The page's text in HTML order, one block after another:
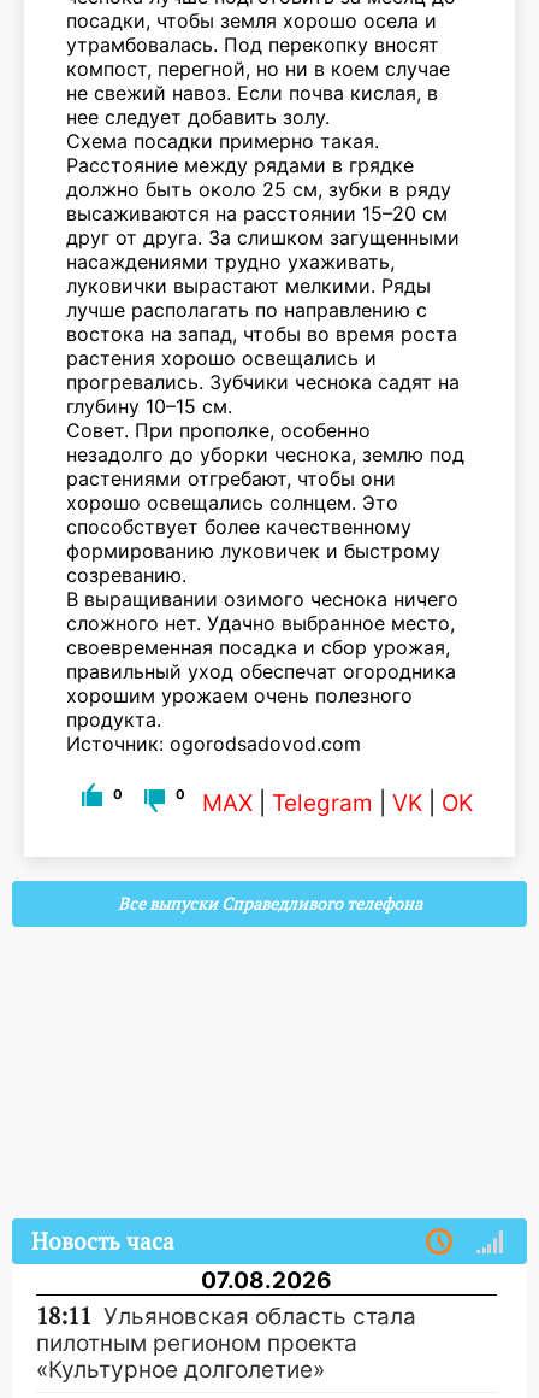
посадки, чтобы земля хорошо осела и
утрамбовалась. Под перекопку вносят
компост, перегной, но ни в коем случае
не свежий навоз. Если почва кислая, в
нее следует добавить золу.
Схема посадки примерно такая.
Расстояние между рядами в грядке
должно быть около 25 см, зубки в ряду
высаживаются на расстоянии 15–20 см
друг от друга. За слишком загущенными
насаждениями трудно ухаживать,
луковички вырастают мелкими. Ряды
лучше располагать по направлению с
востока на запад, чтобы во время роста
растения хорошо освещались и
прогревались. Зубчики чеснока садят на
глубину 10–15 см.
Совет. При прополке, особенно
незадолго до уборки чеснока, землю под
растениями отгребают, чтобы они
хорошо освещались солнцем. Это
способствует более качественному
формированию луковичек и быстрому
созреванию.
В выращивании озимого чеснока ничего
сложного нет. Удачно выбранное место,
своевременная посадка и сбор урожая,
правильный уход обеспечат огородника
хорошим урожаем очень полезного
продукта.
Источник: ogorodsadovod.com
0 0 MAX Telegram VK OK
Все выпуски Справедливого телефона
Новость часа
07.08.2026
18:11 Ульяновская область стала
пилотным регионом проекта
«Культурное долголетие»